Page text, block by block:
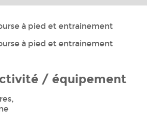
à pied et entrainement
à pied et entrainement
/ équipement